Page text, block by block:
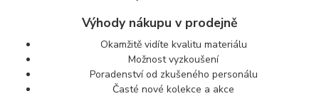
Výhody nákupu v prodejně
Okamžitě vidíte kvalitu materiálu
Možnost vyzkoušení
Poradenství od zkušeného personálu
Časté nové kolekce a akce